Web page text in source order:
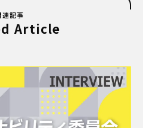
連記事
Article